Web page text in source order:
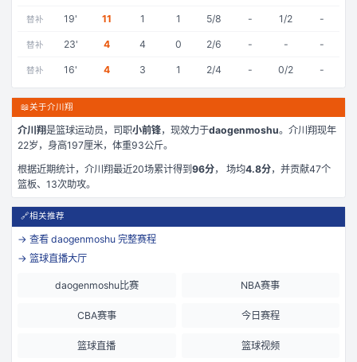
替补 19' 11 1 1 5/8 - 1/2 -
替补 23' 4 4 0 2/6 - - -
替补 16' 4 3 1 2/4 - 0/2 -
📖关于介川翔
介川翔是篮球运动员，司职小前锋，现效力于daogenmoshu。 介川翔现年
22岁 ，身高197厘米，体重93公斤。
根据近期统计， 介川翔最近20场累计得到96分， 场均4.8分，并贡献47个
篮板、 13次助攻。
🔗相关推荐
→ 查看 daogenmoshu 完整赛程
→ 篮球直播大厅
daogenmoshu比赛 NBA赛事
CBA赛事 今日赛程
篮球直播 篮球视频